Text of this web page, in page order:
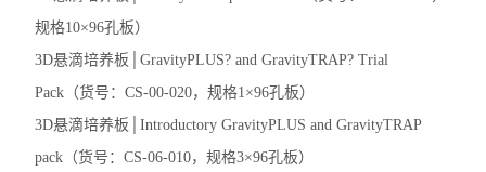
离子通道研究用多肽毒素
实验室个人防护产品
Matrigen弹性细胞培养板
规格10×96孔板）
3D悬滴培养板│GravityPLUS? and GravityTRAP? Trial
Pack（货号：CS-00-020，规格1×96孔板）
3D悬滴培养板│Introductory GravityPLUS and GravityTRAP
pack（货号：CS-06-010，规格3×96孔板）